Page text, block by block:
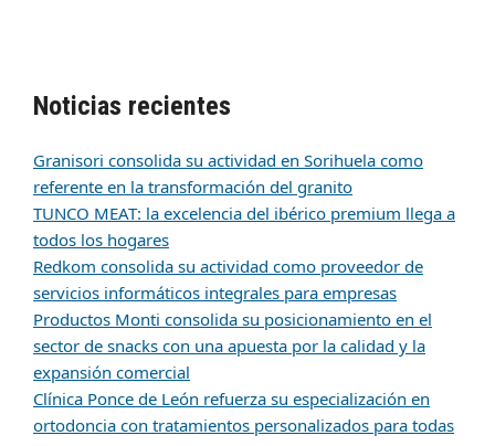
Noticias recientes
Granisori consolida su actividad en Sorihuela como
referente en la transformación del granito
TUNCO MEAT: la excelencia del ibérico premium llega a
todos los hogares
Redkom consolida su actividad como proveedor de
servicios informáticos integrales para empresas
Productos Monti consolida su posicionamiento en el
sector de snacks con una apuesta por la calidad y la
expansión comercial
Clínica Ponce de León refuerza su especialización en
ortodoncia con tratamientos personalizados para todas